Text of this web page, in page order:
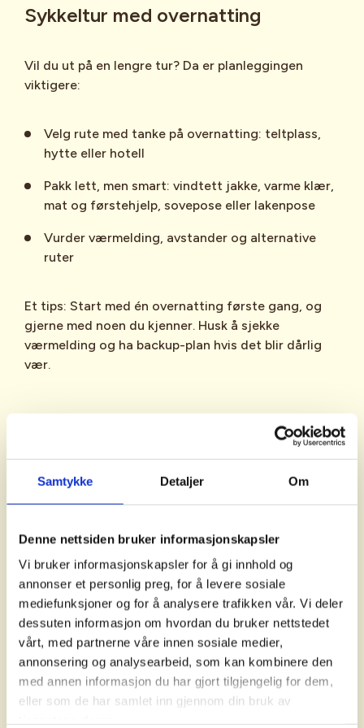
Samtykke Detaljer Om
Denne nettsiden bruker informasjonskapsler
Vi bruker informasjonskapsler for å gi innhold og
annonser et personlig preg, for å levere sosiale
mediefunksjoner og for å analysere trafikken vår. Vi deler
dessuten informasjon om hvordan du bruker nettstedet
vårt, med partnerne våre innen sosiale medier,
annonsering og analysearbeid, som kan kombinere den
med annen informasjon du har gjort tilgjengelig for dem,
eller som de har samlet inn gjennom din bruk av
bakke, har den som sykler oppover
Besøk gjerne nettsidene til
alt fra vedlikehold av sykkelen til hvordan
du kommer i gang med vintersykling.
og reduserer belastning på knærne.
pedalakslingen når du trår.
3.Øv på å klikke inn og ut
Tren i trygge omgivelser, f.eks. mot en
vegg eller på mykt underlag.
Klikk ut i god tid før stopp (for
hvor hardt det er å klikke inn/ut. Start
med lav motstand.
Ha alltid én fot klar til å klikke ut ved
Vurder å bruke sykkelhansker – de
beskytter hendene ved fall.
5.Vedlikehold
Hold klossene rene og i god stand –
Sykkeltur med overnatting
Vil du ut på en lengre tur? Da er planleggingen
viktigere:
Velg rute med tanke på overnatting: teltplass,
hytte eller hotell
Pakk lett, men smart: vindtett jakke, varme klær,
mat og førstehjelp, sovepose eller lakenpose
Vurder værmelding, avstander og alternative
ruter
Et tips: Start med én overnatting første gang, og
gjerne med noen du kjenner. Husk å sjekke
værmelding og ha backup-plan hvis det blir dårlig
vær.
Sykkelturer i Norge (Syklistforeningen)
Rallarvegen (ut.no) – Norges mest populære
sykkelrute. Distanse: 80 km
Mjøstråkk(ut.no) – rundt Mjøsa, variert og
familievennlig. Hele runden er på 250 km.
Alle sykkelruter vist på kart (ut.no)
Organiserte sykkelturer:Sykkelturer (dnt.no)